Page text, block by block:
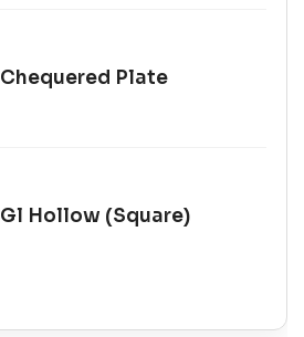
Chequered Plate
Gl Hollow (Square)